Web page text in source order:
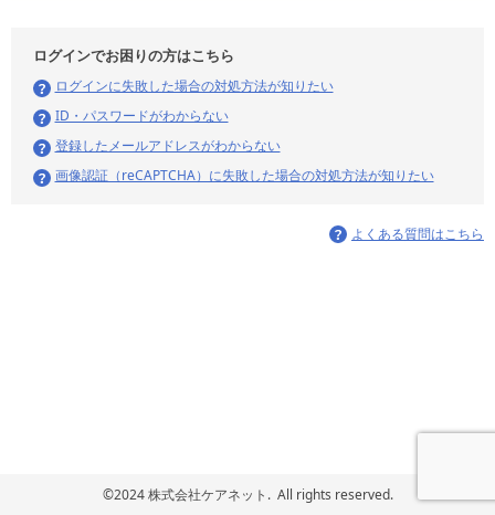
ログインでお困りの方はこちら
ログインに失敗した場合の対処方法が知りたい
ID・パスワードがわからない
登録したメールアドレスがわからない
画像認証（reCAPTCHA）に失敗した場合の対処方法が知りたい
よくある質問はこちら
©2024 株式会社ケアネット. All rights reserved.